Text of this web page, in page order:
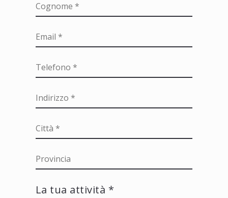
La tua attività *